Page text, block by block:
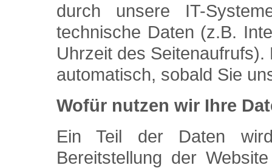
durch unsere IT-
technische Daten (z.B.
Uhrzeit des
automatisch, sobald Sie
Wofür nutzen wir Ihre
Ein Teil der Daten
Bereitstellung der